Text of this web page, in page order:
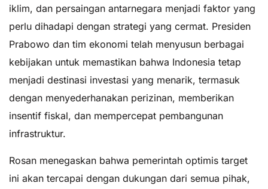
iklim, dan persaingan antarnegara menjadi faktor yang
perlu dihadapi dengan strategi yang cermat. Presiden
Prabowo dan tim ekonomi telah menyusun berbagai
kebijakan untuk memastikan bahwa Indonesia tetap
menjadi destinasi investasi yang menarik, termasuk
dengan menyederhanakan perizinan, memberikan
insentif fiskal, dan mempercepat pembangunan
infrastruktur.
Rosan menegaskan bahwa pemerintah optimis target
ini akan tercapai dengan dukungan dari semua pihak,